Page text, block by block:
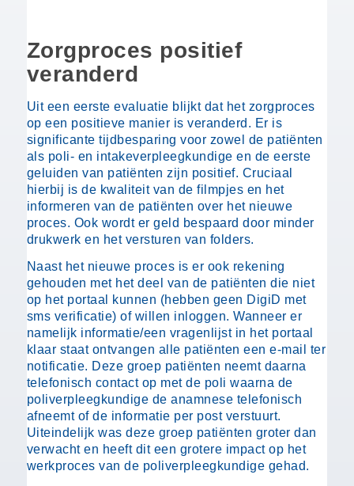
Zorgproces positief
veranderd
Uit een eerste evaluatie blijkt dat het zorgproces
op een positieve manier is veranderd. Er is
significante tijdbesparing voor zowel de patiënten
als poli- en intakeverpleegkundige en de eerste
geluiden van patiënten zijn positief. Cruciaal
hierbij is de kwaliteit van de filmpjes en het
informeren van de patiënten over het nieuwe
proces. Ook wordt er geld bespaard door minder
drukwerk en het versturen van folders.
Naast het nieuwe proces is er ook rekening
gehouden met het deel van de patiënten die niet
op het portaal kunnen (hebben geen DigiD met
sms verificatie) of willen inloggen. Wanneer er
namelijk informatie/een vragenlijst in het portaal
klaar staat ontvangen alle patiënten een e-mail ter
notificatie. Deze groep patiënten neemt daarna
telefonisch contact op met de poli waarna de
poliverpleegkundige de anamnese telefonisch
afneemt of de informatie per post verstuurt.
Uiteindelijk was deze groep patiënten groter dan
verwacht en heeft dit een grotere impact op het
werkproces van de poliverpleegkundige gehad.